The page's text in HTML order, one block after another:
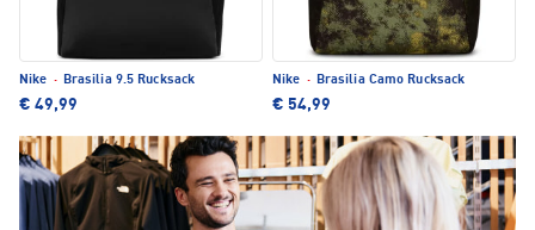
Nike · Brasilia 9.5 Rucksack
€ 49,99
Nike · Brasilia Camo Rucksack
€ 54,99